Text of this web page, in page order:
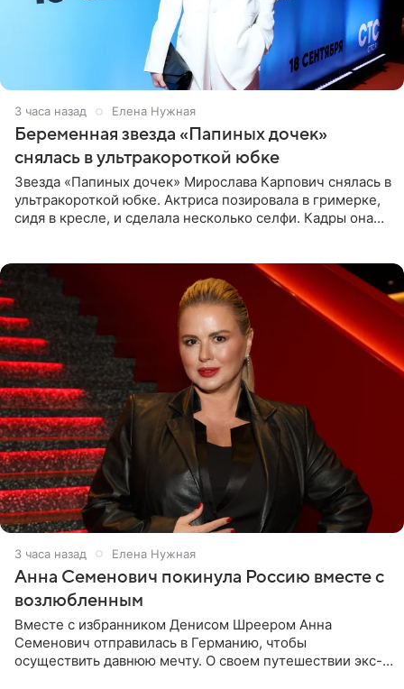
3 часа назад Елена Нужная
Беременная звезда «Папиных дочек»
снялась в ультракороткой юбке
Звезда «Папиных дочек» Мирослава Карпович снялась в
ультракороткой юбке. Актриса позировала в гримерке,
сидя в кресле, и сделала несколько селфи. Кадры она
3 часа назад Елена Нужная
Анна Семенович покинула Россию вместе с
возлюбленным
Вместе с избранником Денисом Шреером Анна
Семенович отправилась в Германию, чтобы
осуществить давнюю мечту. О своем путешествии экс-